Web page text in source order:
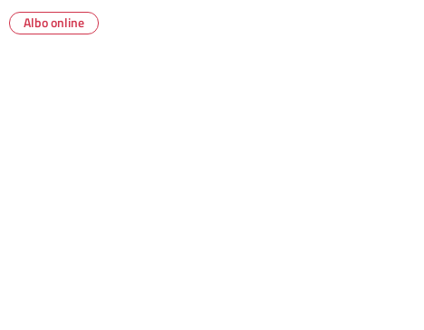
Albo online